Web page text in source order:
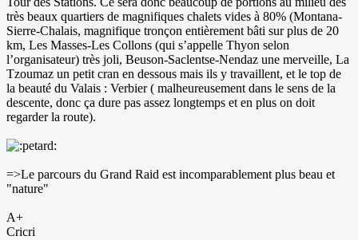
très beaux quartiers de magnifiques chalets vides à 80% (Montana-
Sierre-Chalais, magnifique tronçon entièrement bâti sur plus de 20
km, Les Masses-Les Collons (qui s’appelle Thyon selon
l’organisateur) très joli, Beuson-Saclentse-Nendaz une merveille, La
Tzoumaz un petit cran en dessous mais ils y travaillent, et le top de
la beauté du Valais : Verbier ( malheureusement dans le sens de la
descente, donc ça dure pas assez longtemps et en plus on doit
regarder la route).
=>Le parcours du Grand Raid est incomparablement plus beau et
"nature"
A+
Cricri